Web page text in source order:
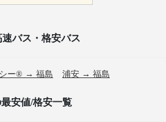
速バス・格安バス
ー® → 福島 浦安 → 福島
安値/格安一覧